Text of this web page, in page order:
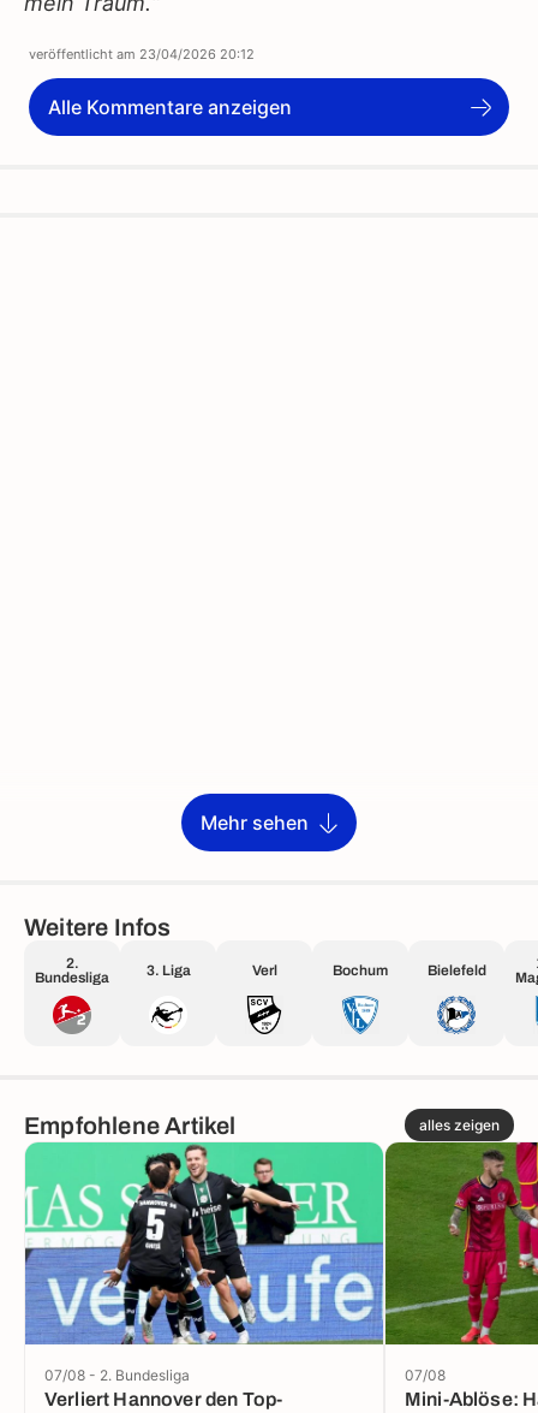
veröffentlicht am 23/04/2026 20:12
Alle Kommentare anzeigen
Mehr sehen
Weitere Infos
2.
Bundesliga
3. Liga Verl Bochum Bielefeld
Empfohlene Artikel alles zeigen
Verliert Hannover den Top-
07/08 - 2. Bundesliga
Mini-Ablöse:
07/08